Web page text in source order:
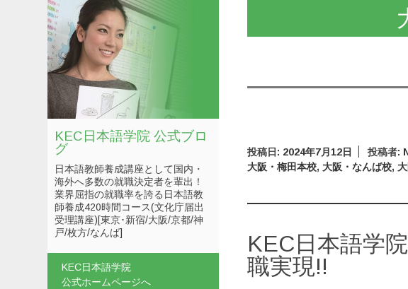
KEC日本語学院 公式ブロ
グ
日本語教師養成講座として国内・
海外へ多数の就職決定者を輩出！
業界屈指の就職率を誇る日本語教
師養成420時間コース(文化庁届出
受理講座)[東京･新宿/大阪/京都/神
戸/枚方/なんば]
コンテンツへスキップ
KEC日本語学院
公式ホームページへ
投稿日: 2024年7月12日 投稿者:
大阪・梅田本校, 大阪・なんば校,
KEC日本語学
職実現!!